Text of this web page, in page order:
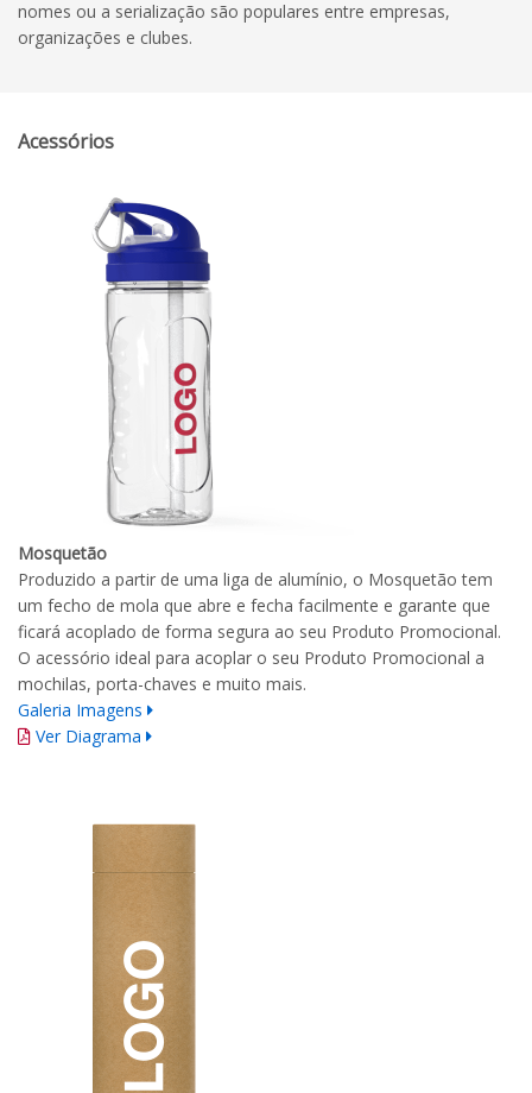
nomes ou a serialização são populares entre empresas,
organizações e clubes.
Acessórios
Mosquetão
Produzido a partir de uma liga de alumínio, o Mosquetão tem
um fecho de mola que abre e fecha facilmente e garante que
ficará acoplado de forma segura ao seu Produto Promocional.
O acessório ideal para acoplar o seu Produto Promocional a
mochilas, porta-chaves e muito mais.
Galeria Imagens
Ver Diagrama